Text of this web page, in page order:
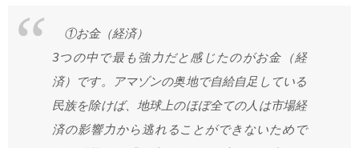
①お金（経済）
3つの中で最も強力だと感じたのがお金（経
済）です。アマゾンの奥地で自給自足している
民族を除けば、地球上のほぼ全ての人は市場経
済の影響力から逃れることができないためで